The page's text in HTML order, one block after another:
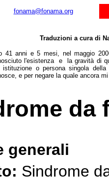
fonama@fonama.org
Traduzioni a cura di
41 anni e 5 mesi, nel maggio
l'esistenza e la gravità di
istituzione o persona singola
e per negare la quale ancora
da
generali
Sindrome